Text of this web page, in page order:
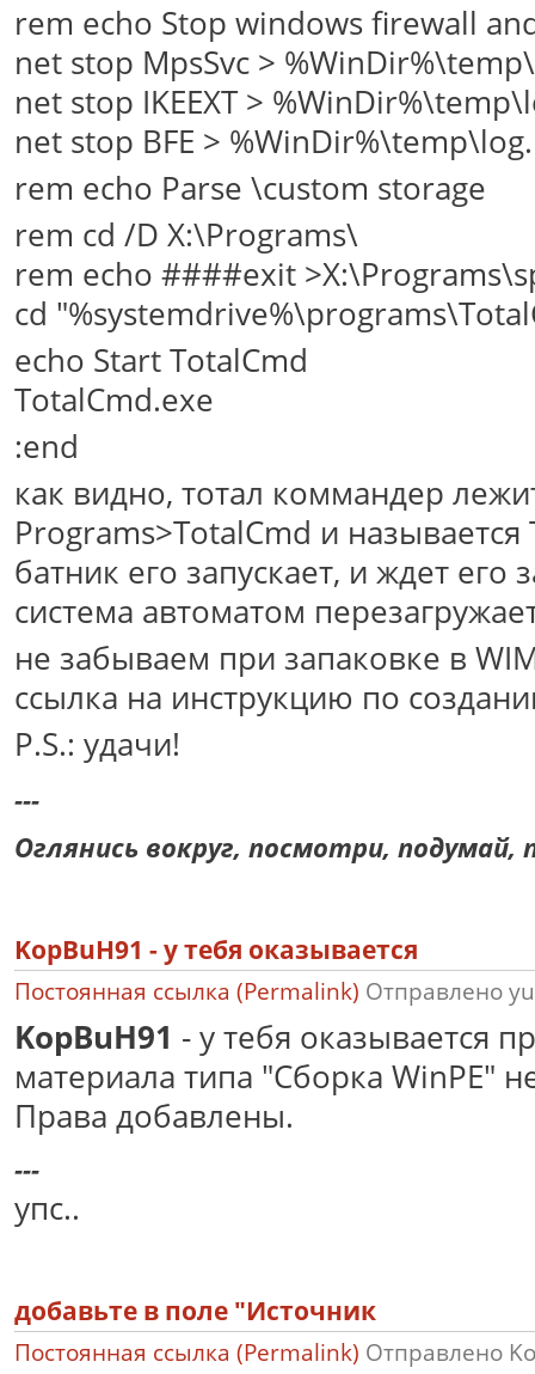
rem echo Stop windows firewall
net stop MpsSvc >
net stop IKEEXT >
net stop BFE >
rem echo Parse \custom storage
rem cd /D X:\Programs\
rem echo ####exit
cd
echo Start TotalCmd
TotalCmd.exe
:end
как видно, тотал коммандер
Programs>TotalCmd и называется
батник его запускает, и ждет
система автоматом
не забываем при запаковке в
ссылка на инструкцию по
P.S.: удачи!
---
Оглянись вокруг, посмотри, подумай,
KopBuH91 - у тебя оказывается
Постоянная ссылка (Permalink) Отправлено
KopBuH91 - у тебя оказывается
материала типа "Сборка WinPE"
Права добавлены.
---
упс..
добавьте в поле "Источник
Постоянная ссылка (Permalink) Отправлено